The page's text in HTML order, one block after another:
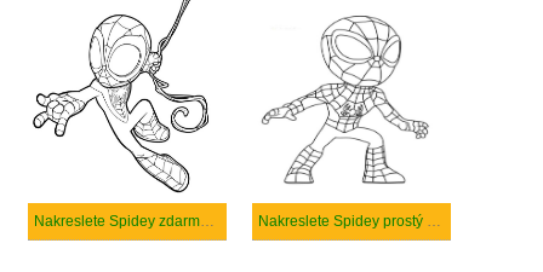
Nakreslete Spidey zdarma základní tisknutelné Nakreslete Spidey prostý u dětí